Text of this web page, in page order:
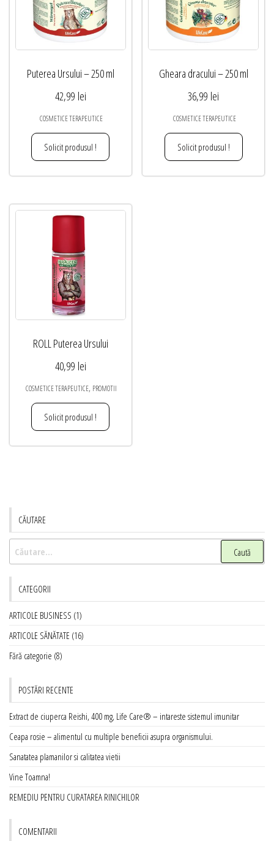
Puterea Ursului – 250 ml
42,99 lei
COSMETICE TERAPEUTICE
Solicit produsul !
Gheara dracului – 250 ml
36,99 lei
COSMETICE TERAPEUTICE
Solicit produsul !
ROLL Puterea Ursului
40,99 lei
COSMETICE TERAPEUTICE, PROMOTII
Solicit produsul !
CĂUTARE
Caută
după:
CATEGORII
ARTICOLE BUSINESS (1)
ARTICOLE SĂNĂTATE (16)
Fără categorie (8)
POSTĂRI RECENTE
Extract de ciuperca Reishi, 400 mg, Life Care® – intareste sistemul imunitar
Ceapa rosie – alimentul cu multiple beneficii asupra organismului.
Sanatatea plamanilor si calitatea vietii
Vine Toamna!
REMEDIU PENTRU CURATAREA RINICHILOR
COMENTARII